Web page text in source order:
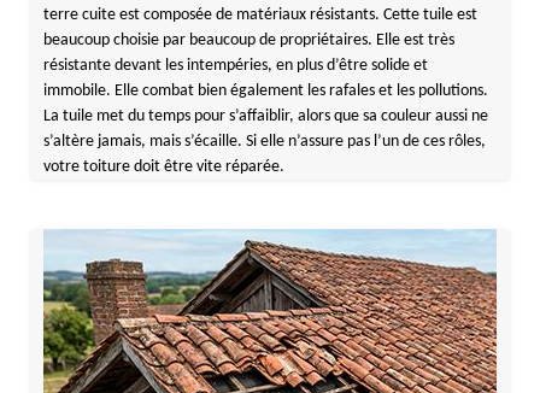
terre cuite est composée de matériaux résistants. Cette tuile est
beaucoup choisie par beaucoup de propriétaires. Elle est très
résistante devant les intempéries, en plus d’être solide et
immobile. Elle combat bien également les rafales et les pollutions.
La tuile met du temps pour s’affaiblir, alors que sa couleur aussi ne
s’altère jamais, mais s’écaille. Si elle n’assure pas l’un de ces rôles,
votre toiture doit être vite réparée.